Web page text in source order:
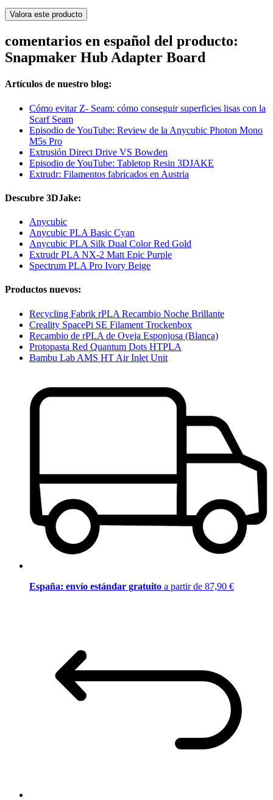
Valora este producto
comentarios en español del producto:
Snapmaker Hub Adapter Board
Artículos de nuestro blog:
Cómo evitar Z- Seam: cómo conseguir superficies lisas con la
Scarf Seam
Episodio de YouTube: Review de la Anycubic Photon Mono
M5s Pro
Extrusión Direct Drive VS Bowden
Episodio de YouTube: Tabletop Resin 3DJAKE
Extrudr: Filamentos fabricados en Austria
Descubre 3DJake:
Anycubic
Anycubic PLA Basic Cyan
Anycubic PLA Silk Dual Color Red Gold
Extrudr PLA NX-2 Matt Epic Purple
Spectrum PLA Pro Ivory Beige
Productos nuevos:
Recycling Fabrik rPLA Recambio Noche Brillante
Creality SpacePi SE Filament Trockenbox
Recambio de rPLA de Oveja Esponjosa (Blanca)
Protopasta Red Quantum Dots HTPLA
Bambu Lab AMS HT Air Inlet Unit
España: envío estándar gratuito a partir de 87,90 €